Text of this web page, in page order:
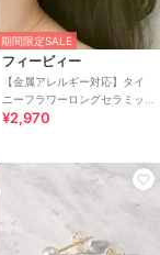
期間限定SALE
フィービィー
【金属アレルギー対応】タイ
ニーフラワーロングセラミッ
クポストピアス チェーン/小
¥2,970